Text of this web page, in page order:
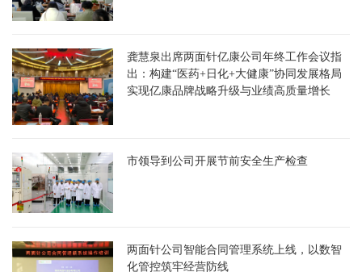
龚慧泉出席两面针亿康公司年终工作会议指
出：构建“医药+日化+大健康”协同发展格局
实现亿康品牌战略升级与业绩高质量增长
市领导到公司开展节前安全生产检查
两面针公司智能合同管理系统上线，以数智
化管控筑牢经营防线